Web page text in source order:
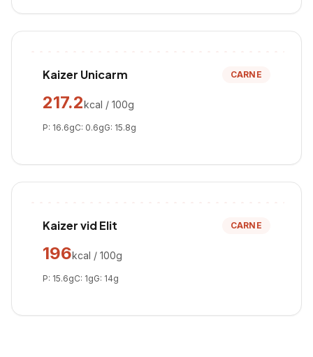
Kaizer Unicarm CARNE
217.2kcal / 100g
P: 16.6gC: 0.6gG: 15.8g
Kaizer vid Elit CARNE
196kcal / 100g
P: 15.6gC: 1gG: 14g